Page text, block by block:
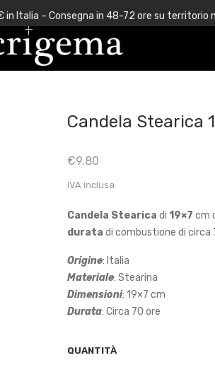
Candela Stearica
€9.80
IVA inclusa
Candela Stearica di 19×7 cm
durata di combustione di circa
Origine: Italia
Materiale: Stearina
Dimensioni: 19×7 cm
Durata: Circa 70 ore
QUANTITÀ
Italia – Consegna in 48-72 ore su territorio